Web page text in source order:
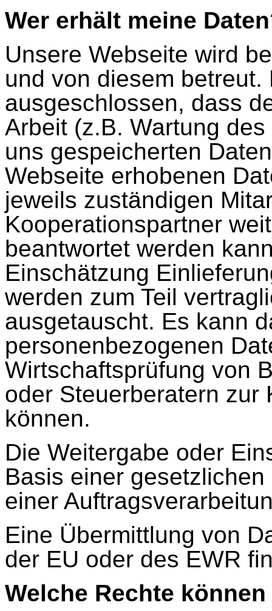
Wer erhält meine
Unsere Webseite wird
und von diesem
ausgeschlossen, dass
Arbeit (z.B. Wartung
uns gespeicherten
Webseite erhobenen
jeweils zuständigen
Kooperationspartner
beantwortet werden
Einschätzung
werden zum Teil
ausgetauscht. Es kann
personenbezogenen
Wirtschaftsprüfung von
oder Steuerberatern zur
können.
Die Weitergabe oder
Basis einer
einer
Eine Übermittlung von
der EU oder des EWR
Welche Rechte